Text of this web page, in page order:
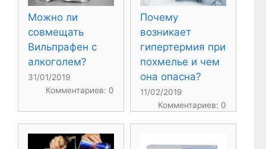
Можно ли
совмещать
Вильпрафен с
алкоголем?
31/01/2019
Комментариев: 0
Почему
возникает
гипертермия при
похмелье и чем
она опасна?
11/02/2019
Комментариев: 0